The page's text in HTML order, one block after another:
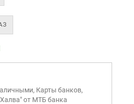
Карты банков,
от МТБ банка